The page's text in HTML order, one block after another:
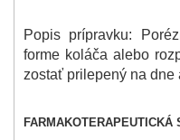
Popis prípravku:
forme koláča alebo
zostať prilepený na dne
FARMAKOTERAPEUTICKÁ